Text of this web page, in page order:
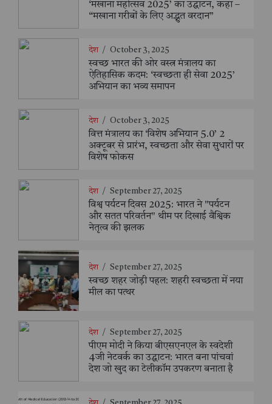
‘मखाना महोत्सव 2025’ का उद्घाटन, कहा –
“मखाना गरीबों के लिए अद्भुत वरदान”
देश / October 3, 2025
स्वच्छ भारत की ओर वस्त्र मंत्रालय का
ऐतिहासिक कदम: ‘स्वच्छता ही सेवा 2025’
अभियान का भव्य समापन
देश / October 3, 2025
वित्त मंत्रालय का ‘विशेष अभियान 5.0’ 2
अक्टूबर से प्रारंभ, स्वच्छता और सेवा सुधारों पर
विशेष फोकस
देश / September 27, 2025
विश्व पर्यटन दिवस 2025: भारत ने "पर्यटन
और सतत परिवर्तन" थीम पर दिखाई वैश्विक
नेतृत्व की झलक
देश / September 27, 2025
स्वच्छ शहर जोड़ी पहल: शहरी स्वच्छता में नया
मील का पत्थर
देश / September 27, 2025
पीएम मोदी ने किया बीएसएनएल के स्वदेशी
4जी नेटवर्क का उद्घाटन: भारत बना पांचवां
देश जो खुद का टेलीकॉम उपकरण बनाता है